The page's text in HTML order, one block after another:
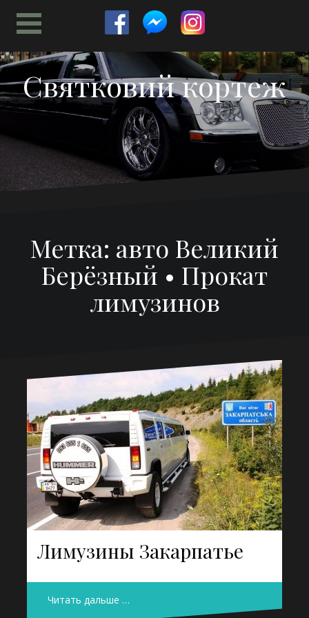
содержимому
Святковий кортеж
Метка: авто Великий
Берёзный • Прокат
лимузинов
Лимузины Закарпатье
Читать дальше …